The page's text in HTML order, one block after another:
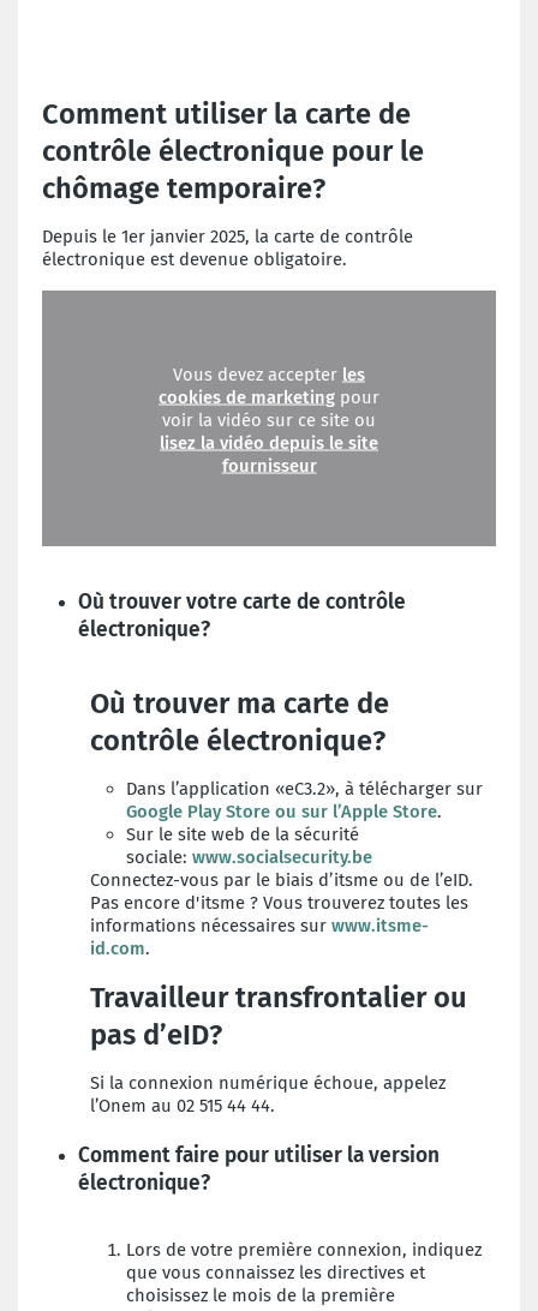
Comment utiliser la carte de
contrôle électronique pour le
chômage temporaire?
Depuis le 1er janvier 2025, la carte de contrôle
électronique est devenue obligatoire.
Vous devez accepter les
cookies de marketing pour
voir la vidéo sur ce site ou
lisez la vidéo depuis le site
fournisseur
Où trouver votre carte de contrôle
électronique?
Où trouver ma carte de
contrôle électronique?
Dans l’application «eC3.2», à télécharger sur
Google Play Store ou sur l’Apple Store.
Sur le site web de la sécurité
sociale: www.socialsecurity.be
Connectez-vous par le biais d’itsme ou de l’eID.
Pas encore d'itsme ? Vous trouverez toutes les
informations nécessaires sur www.itsme-
id.com.
Travailleur transfrontalier ou
pas d’eID?
Si la connexion numérique échoue, appelez
l’Onem au 02 515 44 44.
Comment faire pour utiliser la version
électronique?
Lors de votre première connexion, indiquez
que vous connaissez les directives et
choisissez le mois de la première